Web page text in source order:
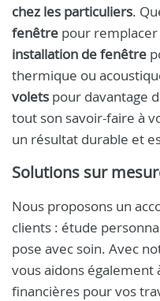
chez les particuliers.
fenêtre pour
installation de fenêtre
thermique ou
volets pour davantage
tout son savoir-faire à
un résultat durable et
Solutions sur
Nous proposons un
clients : étude
pose avec soin. Avec
vous aidons également
financières pour vos